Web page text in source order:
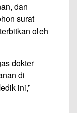
dan
surat
oleh
dokter
di
ini,”